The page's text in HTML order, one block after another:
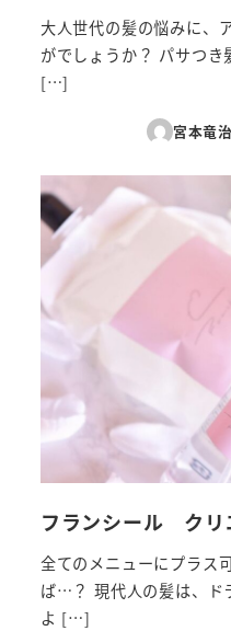
大人世代の髪の悩みに、
がでしょうか？ パサつき
[…]
宮本竜治
フランシール クリ
全てのメニューにプラス
ば…？ 現代人の髪は、ド
よ […]